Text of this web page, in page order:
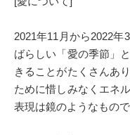
2021年11月から2022
ばらしい「愛の季節」
きることがたくさんあ
ために惜しみなくエネ
表現は鏡のようなもの